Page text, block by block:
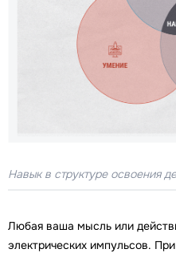
Навык в структуре освоения
Любая ваша мысль или
электрических импульсов.